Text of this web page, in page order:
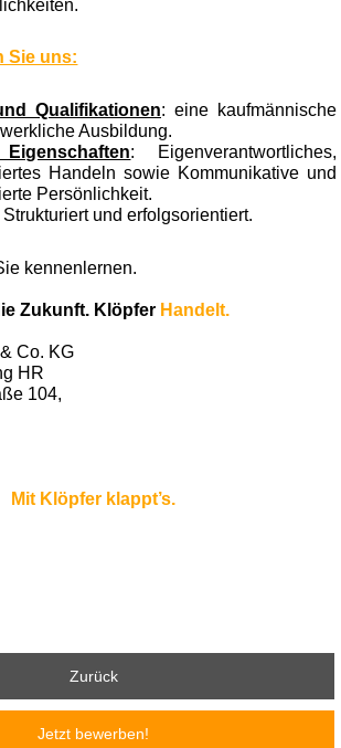
Sie uns:
Qualifikationen: eine kaufmännische
Ausbildung.
: Eigenverantwortliches,
Handeln sowie Kommunikative und
Persönlichkeit.
Strukturiert und erfolgsorientiert.
kennenlernen.
Zukunft. Klöpfer Handelt.
Co. KG
HR
104,
Mit Klöpfer klappt’s.
Zurück
Jetzt bewerben!